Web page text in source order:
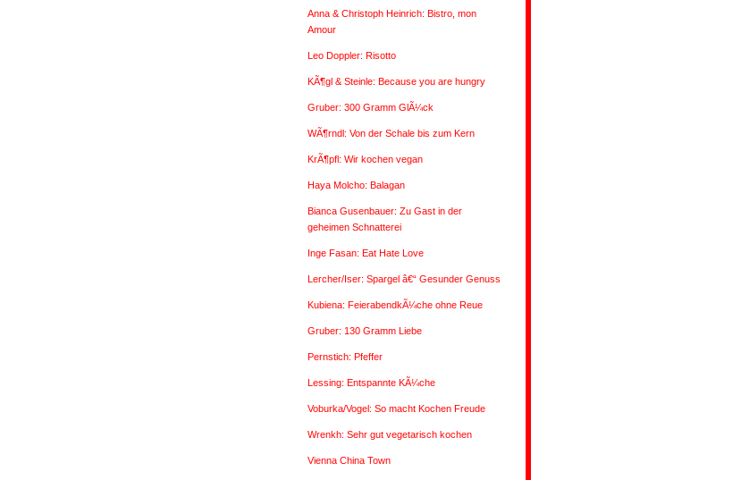
Anna & Christoph Heinrich: Bistro, mon
Amour
Leo Doppler: Risotto
KÃ¶gl & Steinle: Because you are hungry
Gruber: 300 Gramm GlÃ¼ck
WÃ¶rndl: Von der Schale bis zum Kern
KrÃ¶pfl: Wir kochen vegan
Haya Molcho: Balagan
Bianca Gusenbauer: Zu Gast in der
geheimen Schnatterei
Inge Fasan: Eat Hate Love
Lercher/Iser: Spargel â€“ Gesunder Genuss
Kubiena: FeierabendkÃ¼che ohne Reue
Gruber: 130 Gramm Liebe
Pernstich: Pfeffer
Lessing: Entspannte KÃ¼che
Voburka/Vogel: So macht Kochen Freude
Wrenkh: Sehr gut vegetarisch kochen
Vienna China Town